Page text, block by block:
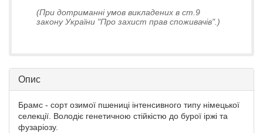
(При дотриманні умов викладених в ст.9
закону України "Про захист прав споживачів".)
Опис
Брамс - сорт озимої пшениці інтенсивного типу німецької
селекції. Володіє генетичною стійкістю до бурої іржі та
фузаріозу.